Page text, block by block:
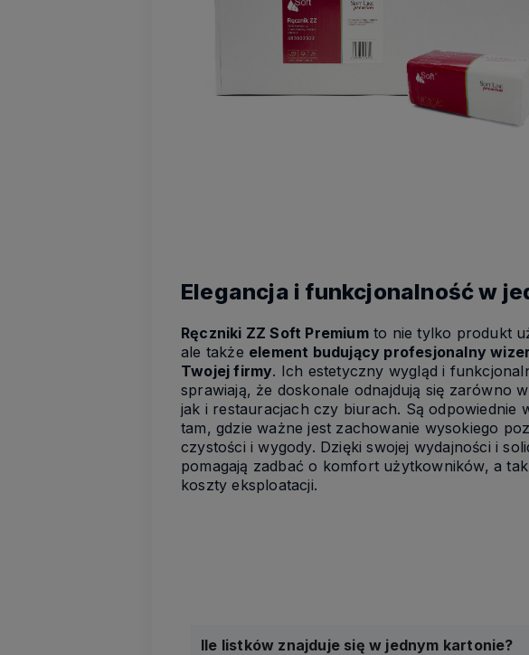
Elegancja i funkcjonalność w
Ręczniki ZZ Soft Premiumto nie tylko produkt
ale także element budujący profesjonalny
Twojej firmy. Ich estetyczny wygląd i
sprawiają, że doskonale odnajdują się zarówno
jak i restauracjach czy biurach. Są odpowiednie
tam, gdzie ważne jest zachowanie wysokiego
czystości i wygody. Dzięki swojej wydajności i
pomagają zadbać o komfort użytkowników, a
koszty eksploatacji.
Ile listków znajduje się w jednym kartonie?